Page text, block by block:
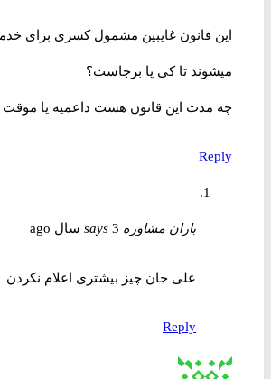
این قانون غایبین مشمول کسری برای خدمت
میشوند تا کی پا برجاست؟
چه مدت این قانون هست داعمیه یا موقت اگ
Reply
باران مشاوره says 3 سال ago
علی جان چیز بیشتری اعلام نکردن
Reply